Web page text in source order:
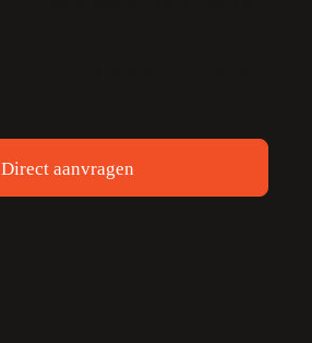
Direct aanvragen